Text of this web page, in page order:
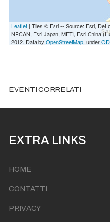
Leaflet | Tiles © Esri -- Source: Esri,
NRCAN, Esri Japan, METI, Esri China
2012. Data by OpenStreetMap, under
EVENTI CORRELATI
EXTRA LINKS
HOME
CONTATTI
PRIVACY